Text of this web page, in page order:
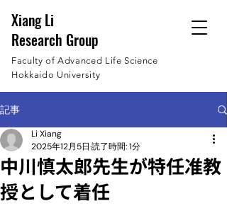
Xiang Li
Research Group
Faculty of Advanced Life Science
Hokkaido University
記事
中川慎太郎先生が特任准教
授として着任
Li Xiang
2025年12月5日 読了時間: 1分